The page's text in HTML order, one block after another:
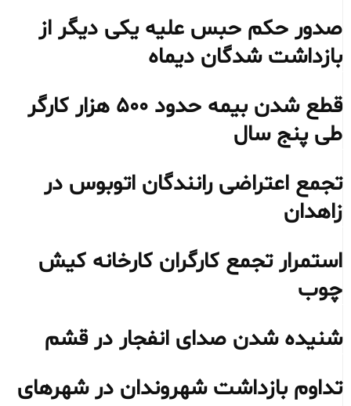
صدور حکم حبس علیه یکی دیگر از
بازداشت شدگان دیماه
قطع شدن بیمه حدود ۵۰۰ هزار کارگر
طی پنج سال
تجمع اعتراضی رانندگان اتوبوس در
زاهدان
استمرار تجمع کارگران کارخانه کیش
چوب
شنیده شدن صدای انفجار در قشم
تداوم بازداشت شهروندان در شهرهای